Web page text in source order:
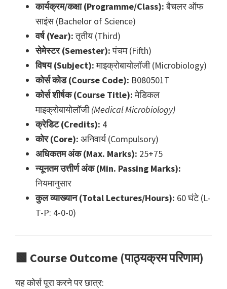
कार्यक्रम/कक्षा (Programme/Class):बैचलर ऑफ
साइंस (Bachelor of Science)
वर्ष (Year):तृतीय (Third)
सेमेस्टर (Semester):पंचम (Fifth)
विषय (Subject):माइक्रोबायोलॉजी (Microbiology)
कोर्स कोड (Course Code): B080501T
कोर्स शीर्षक (Course Title):मेडिकल
माइक्रोबायोलॉजी(Medical Microbiology)
क्रेडिट (Credits): 4
कोर (Core): अनिवार्य (Compulsory)
अधिकतम अंक (Max. Marks): 25+75
न्यूनतम उत्तीर्ण अंक (Min. Passing Marks):
नियमानुसार
कुल व्याख्यान (Total Lectures/Hours): 60 घंटे (L-
T-P: 4-0-0)
🟩 Course Outcome (पाठ्यक्रम परिणाम)
यह कोर्स पूरा करने पर छात्र: